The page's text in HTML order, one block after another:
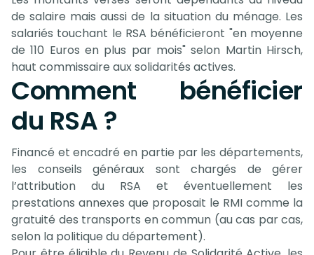
de salaire mais aussi de la situation du ménage. Les
salariés touchant le RSA bénéficieront "en moyenne
de 110 Euros en plus par mois" selon Martin Hirsch,
haut commissaire aux solidarités actives.
Comment bénéficier
du RSA ?
Financé et encadré en partie par les départements,
les conseils généraux sont chargés de gérer
l’attribution du RSA et éventuellement les
prestations annexes que proposait le RMI comme la
gratuité des transports en commun (au cas par cas,
selon la politique du département).